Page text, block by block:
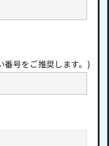
番号をご推奨します。)